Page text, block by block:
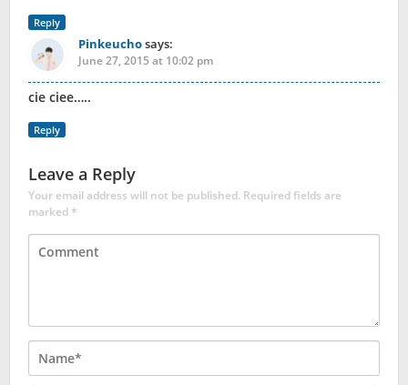
Reply
Pinkeuchosays:
June 27, 2015 at 10:02 pm
cie ciee…..
Reply
Leave a Reply
Your email address will not be published. Required fields are
marked*